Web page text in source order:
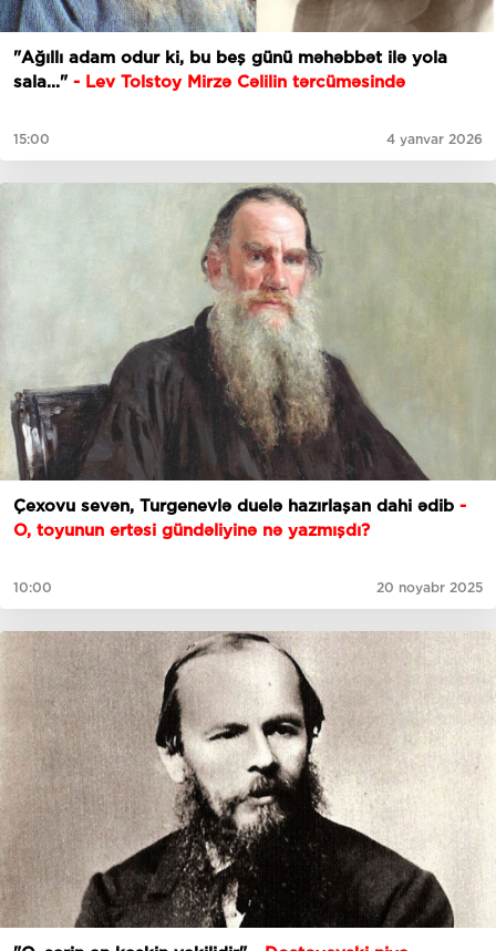
"Ağıllı adam odur ki, bu beş günü məhəbbət ilə yola
sala..." - Lev Tolstoy Mirzə Cəlilin tərcüməsində
15:00 4 yanvar 2026
Çexovu sevən, Turgenevlə duelə hazırlaşan dahi ədib -
O, toyunun ertəsi gündəliyinə nə yazmışdı?
10:00 20 noyabr 2025